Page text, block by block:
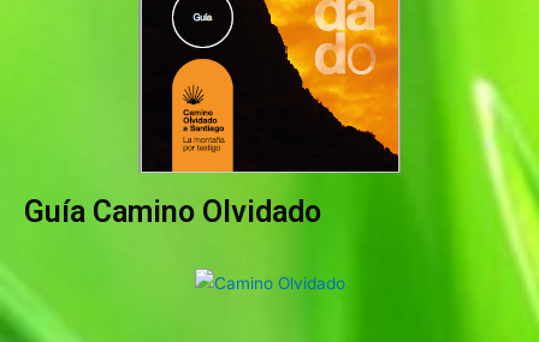
Guía Camino Olvidado